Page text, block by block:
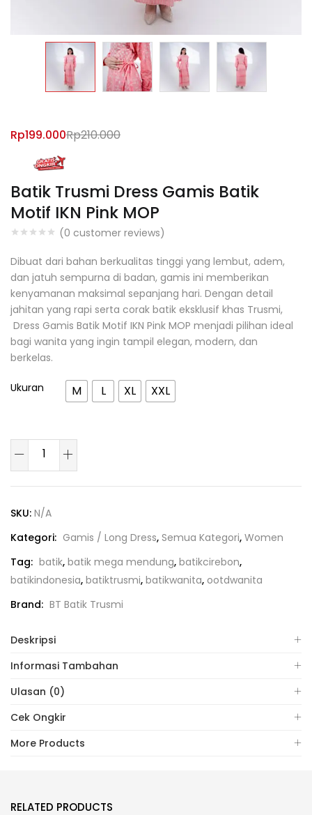
Batik Trusmi Dress Gamis Batik
Motif IKN Pink MOP
(0 customer reviews)
Rp199.000Rp210.000
Dibuat dari bahan berkualitas tinggi yang lembut, adem,
dan jatuh sempurna di badan, gamis ini memberikan
kenyamanan maksimal sepanjang hari. Dengan detail
jahitan yang rapi serta corak batik eksklusif khas Trusmi,
Dress Gamis Batik Motif IKN Pink MOP menjadi pilihan ideal
bagi wanita yang ingin tampil elegan, modern, dan
berkelas.
Ukuran M L XL XXL
SKU: N/A
Kategori: Gamis / Long Dress, Semua Kategori, Women
Tag: batik, batik mega mendung, batikcirebon,
batikindonesia, batiktrusmi, batikwanita, ootdwanita
Brand: BT Batik Trusmi
Deskripsi
Informasi Tambahan
Ulasan (0)
Cek Ongkir
More Products
RELATED PRODUCTS